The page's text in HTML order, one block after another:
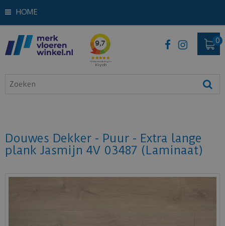
HOME
Douwes Dekker - Puur - Extra lange
plank Jasmijn 4V 03487 (Laminaat)